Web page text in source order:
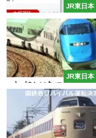
JR東日本
JR東日本